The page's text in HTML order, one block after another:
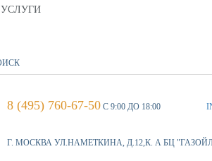
УСЛУГИ
8 (495) 760-67-50 С 9:00 ДО 18:00
Г. МОСКВА УЛ.НАМЕТКИНА, Д.12,К. А БЦ